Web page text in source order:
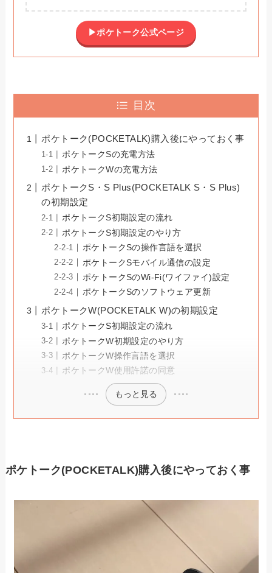
▶︎ポケトーク公式ページ
目次
ポケトーク(POCKETALK)購入後にやっておく事
ポケトークSの充電方法
ポケトークWの充電方法
ポケトークS・S Plus(POCKETALK S・S Plus)
の初期設定
ポケトークS初期設定の流れ
ポケトークS初期設定のやり方
ポケトークSの操作言語を選択
ポケトークSモバイル通信の設定
ポケトークSのWi-Fi(ワイファイ)設定
ポケトークSのソフトウェア更新
ポケトークW(POCKETALK W)の初期設定
ポケトークS初期設定の流れ
ポケトークW初期設定のやり方
ポケトークW操作言語を選択
ポケトークW使用許諾の同意
もっと見る
ポケトーク(POCKETALK)購入後にやっておく事